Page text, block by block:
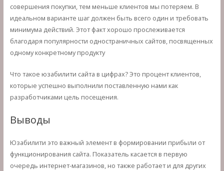
совершения покупки, тем меньше клиентов мы потеряем. В
идеальном варианте шаг должен быть всего один и требовать
минимума действий. Этот факт хорошо прослеживается
благодаря популярности одностраничных сайтов, посвященных
одному конкретному продукту
Что такое юзабилити сайта в цифрах? Это процент клиентов,
которые успешно выполнили поставленную нами как
разработчиками цель посещения.
Выводы
Юзабилити это важный элемент в формировании прибыли от
функционирования сайта. Показатель касается в первую
очередь интернет-магазинов, но также работает и для других